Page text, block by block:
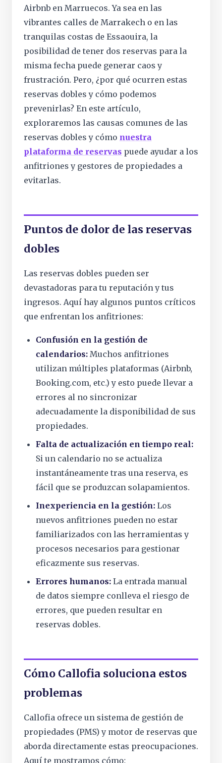
Airbnb en Marruecos. Ya sea en las
vibrantes calles de Marrakech o en las
tranquilas costas de Essaouira, la
posibilidad de tener dos reservas para la
misma fecha puede generar caos y
frustración. Pero, ¿por qué ocurren estas
reservas dobles y cómo podemos
prevenirlas? En este artículo,
exploraremos las causas comunes de las
reservas dobles y cómo nuestra
plataforma de reservas puede ayudar a los
anfitriones y gestores de propiedades a
evitarlas.
Puntos de dolor de las reservas
dobles
Las reservas dobles pueden ser
devastadoras para tu reputación y tus
ingresos. Aquí hay algunos puntos críticos
que enfrentan los anfitriones:
Confusión en la gestión de
calendarios: Muchos anfitriones
utilizan múltiples plataformas (Airbnb,
Booking.com, etc.) y esto puede llevar a
errores al no sincronizar
adecuadamente la disponibilidad de sus
propiedades.
Falta de actualización en tiempo real:
Si un calendario no se actualiza
instantáneamente tras una reserva, es
fácil que se produzcan solapamientos.
Inexperiencia en la gestión: Los
nuevos anfitriones pueden no estar
familiarizados con las herramientas y
procesos necesarios para gestionar
eficazmente sus reservas.
Errores humanos: La entrada manual
de datos siempre conlleva el riesgo de
errores, que pueden resultar en
reservas dobles.
Cómo Callofia soluciona estos
problemas
Callofia ofrece un sistema de gestión de
propiedades (PMS) y motor de reservas que
aborda directamente estas preocupaciones.
Aquí te mostramos cómo: